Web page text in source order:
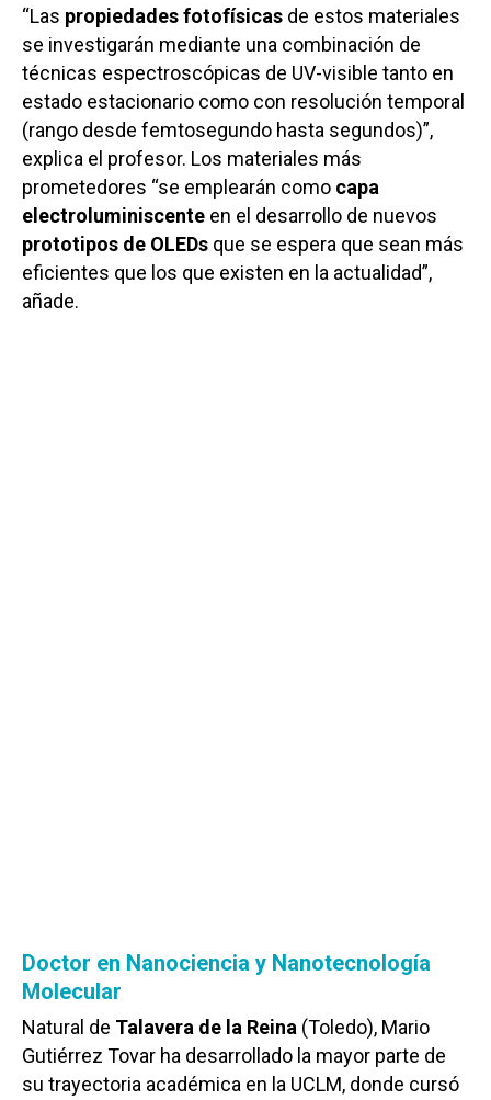
“Las propiedades fotofísicas de estos materiales
se investigarán mediante una combinación de
técnicas espectroscópicas de UV-visible tanto en
estado estacionario como con resolución temporal
(rango desde femtosegundo hasta segundos)”,
explica el profesor. Los materiales más
prometedores “se emplearán como capa
electroluminiscente en el desarrollo de nuevos
prototipos de OLEDs que se espera que sean más
eficientes que los que existen en la actualidad”,
añade.
Doctor en Nanociencia y Nanotecnología
Molecular
Natural de Talavera de la Reina (Toledo), Mario
Gutiérrez Tovar ha desarrollado la mayor parte de
su trayectoria académica en la UCLM, donde cursó